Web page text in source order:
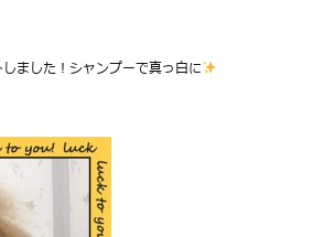
ました！シャンプーで真っ白に